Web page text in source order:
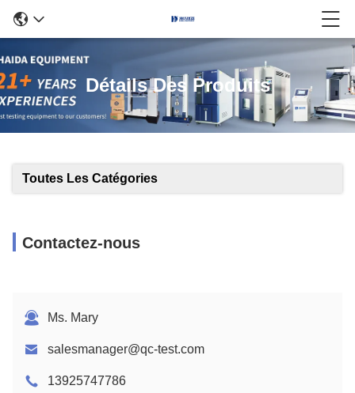
Détails Des Produits
Toutes Les Catégories
Contactez-nous
Ms. Mary
salesmanager@qc-test.com
13925747786